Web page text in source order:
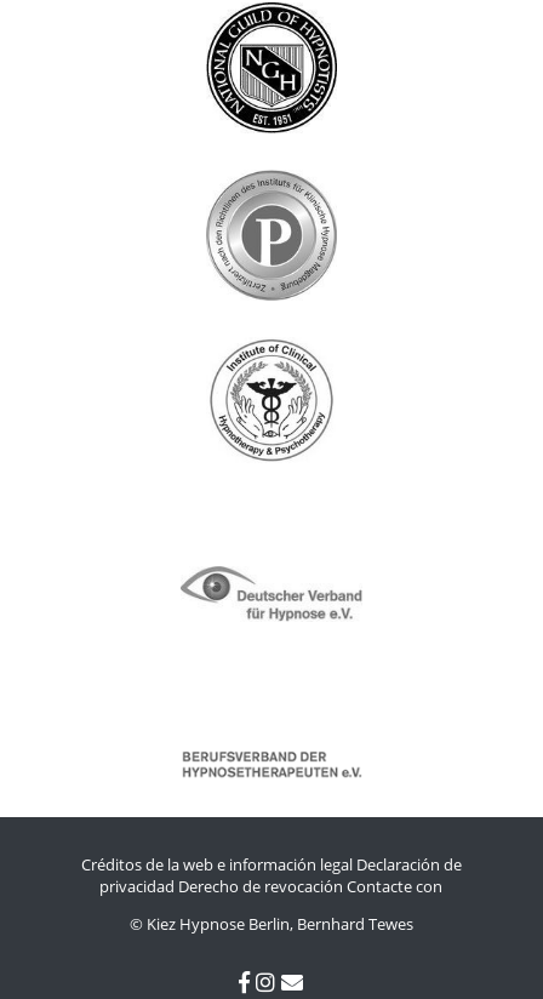
Créditos de la web e información legal Declaración de
privacidad Derecho de revocación Contacte con
© Kiez Hypnose Berlin, Bernhard Tewes